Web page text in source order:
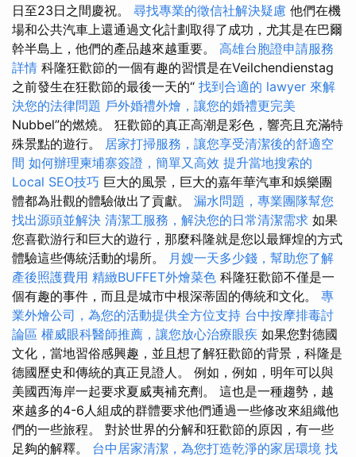
日至23日之間慶祝。 尋找專業的徵信社解決疑慮 他們在機
場和公共汽車上還通過文化計劃取得了成功，尤其是在巴爾
幹半島上，他們的產品越來越重要。 高雄台胞證申請服務
詳情 科隆狂歡節的一個有趣的習慣是在Veilchendienstag
之前發生在狂歡節的最後一天的“ 找到合適的 lawyer 來解
決您的法律問題 戶外婚禮外燴，讓您的婚禮更完美
Nubbel”的燃燒。 狂歡節的真正高潮是彩色，響亮且充滿特
殊景點的遊行。 居家打掃服務，讓您享受清潔後的舒適空
間 如何辦理柬埔寨簽證，簡單又高效 提升當地搜索的
Local SEO技巧 巨大的風景，巨大的嘉年華汽車和娛樂團
體都為壯觀的體驗做出了貢獻。 漏水問題，專業團隊幫您
找出源頭並解決 清潔工服務，解決您的日常清潔需求 如果
您喜歡游行和巨大的遊行，那麼科隆就是您以最輝煌的方式
體驗這些傳統活動的場所。 月嫂一天多少錢，幫助您了解
產後照護費用 精緻BUFFET外燴菜色 科隆狂歡節不僅是一
個有趣的事件，而且是城市中根深蒂固的傳統和文化。 專
業外燴公司，為您的活動提供全方位支持 台中按摩排毒討
論區 權威眼科醫師推薦，讓您放心治療眼疾 如果您對德國
文化，當地習俗感興趣，並且想了解狂歡節的背景，科隆是
德國歷史和傳統的真正見證人。 例如，例如，明年可以與
美國西海岸一起要求夏威夷補充劑。 這也是一種趨勢，越
來越多的4-6人組成的群體要求他們通過一些修改來組織他
們的一些旅程。 對於世界的分解和狂歡節的原因，有一些
足夠的解釋。 台中居家清潔，為您打造乾淨的家居環境 找